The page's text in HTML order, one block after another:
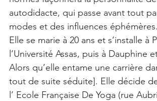
autodidacte, qui passe avant tout
modes et des influences éphémères.
Elle se marie à 20 ans et s’installe
l’Université Assas, puis à Dauphine
Alors qu’elle entame une carrière
tout de suite séduite]. Elle décide
l’ Ecole Française De Yoga (rue